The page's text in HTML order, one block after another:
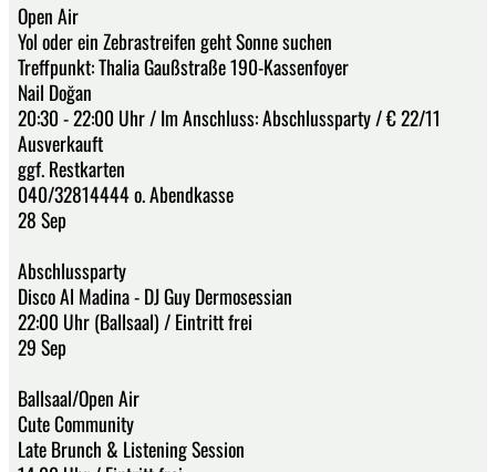
Open Air
Yol oder ein Zebrastreifen geht Sonne suchen
Treffpunkt: Thalia Gaußstraße 190-Kassenfoyer
Nail Doğan
20:30 - 22:00 Uhr / Im Anschluss: Abschlussparty / € 22/11
Ausverkauft
ggf. Restkarten
040/32814444 o. Abendkasse
28 Sep
Abschlussparty
Disco Al Madina - DJ Guy Dermosessian
22:00 Uhr (Ballsaal) / Eintritt frei
29 Sep
Ballsaal/Open Air
Cute Community
Late Brunch & Listening Session